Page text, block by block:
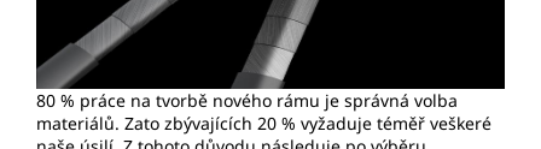
80 % práce na tvorbě nového rámu je správná volba
materiálů. Zato zbývajících 20 % vyžaduje téměř veškeré